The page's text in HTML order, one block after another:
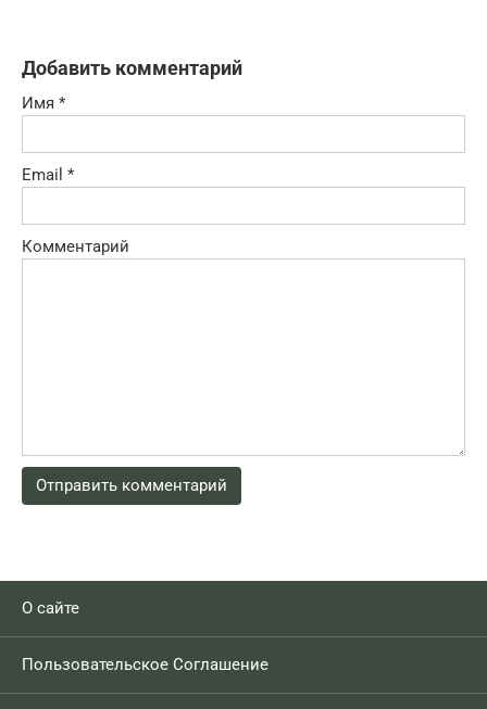
Добавить комментарий
Имя *
Email *
Комментарий
О сайте
Пользовательское Соглашение